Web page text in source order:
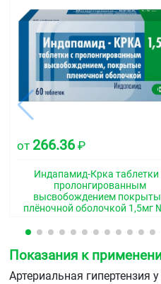
от 266.36 ₽
Индапамид-Крка таблетки
пролонгированным
высвобождением
плёночной оболочкой 1,5мг
Показания к
Артериальная гипертензия